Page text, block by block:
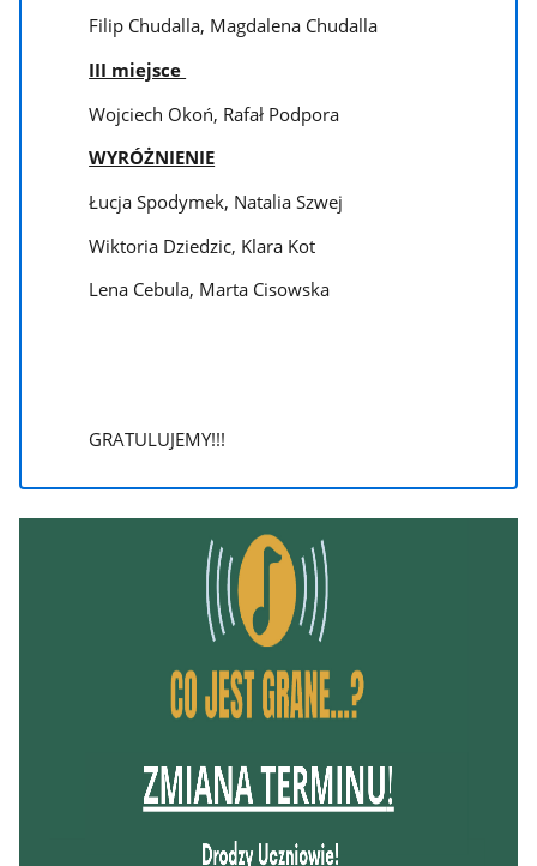
Filip Chudalla, Magdalena Chudalla
III miejsce
Wojciech Okoń, Rafał Podpora
WYRÓŻNIENIE
Łucja Spodymek, Natalia Szwej
Wiktoria Dziedzic, Klara Kot
Lena Cebula, Marta Cisowska
GRATULUJEMY!!!